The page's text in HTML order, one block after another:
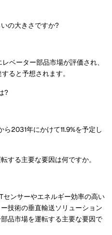
の大きさですか?
ベーター部品市場が評価され、
ると予想されます。
?
2031年にかけて11.9%を予定し
する主要な要因は何ですか。
センサーやエネルギー効率の高い
技術の垂直輸送ソリューション
品市場を運転する主要な要因で